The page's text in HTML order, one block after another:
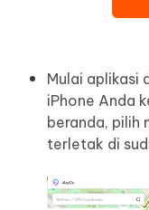
Mulai aplikasi
iPhone Anda
beranda, pilih
terletak di